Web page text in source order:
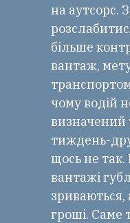
на аутсорс.
більше
вантаж,
чому водій
визначений
тиждень-
щось не так.
вантажі
зриваються,
гроші. Саме